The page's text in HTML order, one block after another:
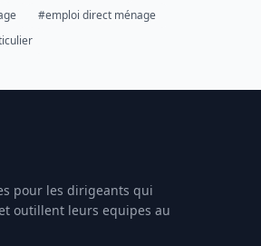
#emploi direct ménage
pour les dirigeants qui
outillent leurs equipes au